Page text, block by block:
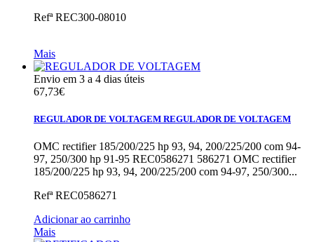
RefªREC300-08010
Mais
Envio em 3 a 4 dias úteis
67,73€
REGULADOR DE VOLTAGEM REGULADOR DE VOLTAGEM
OMC rectifier 185/200/225 hp 93, 94, 200/225/200 com 94-
97, 250/300 hp 91-95 REC0586271 586271 OMC rectifier
185/200/225 hp 93, 94, 200/225/200 com 94-97, 250/300...
RefªREC0586271
Adicionar ao carrinho
Mais